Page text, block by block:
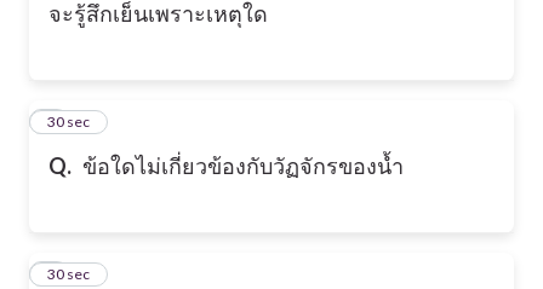
จะรู้สึกเย็นเพราะเหตุใด
Q. ข้อใดไม่เกี่ยวข้องกับวัฏจักรของน้ำ
8
30 sec
9
30 sec